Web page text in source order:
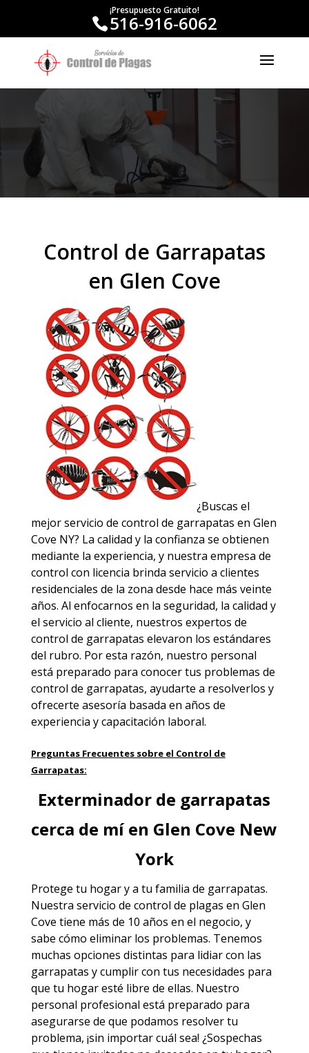
¡Presupuesto Gratuito!
516-916-6062
Control de Garrapatas
en Glen Cove
¿Buscas el
mejor servicio de control de garrapatas en Glen
Cove NY? La calidad y la confianza se obtienen
mediante la experiencia, y nuestra empresa de
control con licencia brinda servicio a clientes
residenciales de la zona desde hace más veinte
años. Al enfocarnos en la seguridad, la calidad y
el servicio al cliente, nuestros expertos de
control de garrapatas elevaron los estándares
del rubro. Por esta razón, nuestro personal
está preparado para conocer tus problemas de
control de garrapatas, ayudarte a resolverlos y
ofrecerte asesoría basada en años de
experiencia y capacitación laboral.
Preguntas Frecuentes sobre el Control de
Garrapatas:
Exterminador de garrapatas
cerca de mí en Glen Cove New
York
Protege tu hogar y a tu familia de garrapatas.
Nuestra servicio de control de plagas en Glen
Cove tiene más de 10 años en el negocio, y
sabe cómo eliminar los problemas. Tenemos
muchas opciones distintas para lidiar con las
garrapatas y cumplir con tus necesidades para
que tu hogar esté libre de ellas. Nuestro
personal profesional está preparado para
asegurarse de que podamos resolver tu
problema, ¡sin importar cuál sea! ¿Sospechas